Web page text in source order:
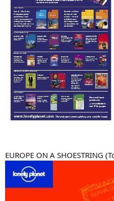
EUROPE ON A SHOESTRING